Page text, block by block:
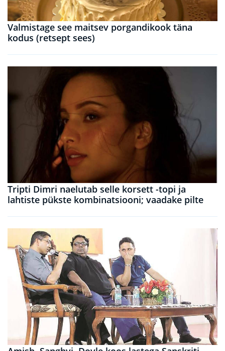
Valmistage see maitsev porgandikook täna
kodus (retsept sees)
Tripti Dimri naelutab selle korsett -topi ja
lahtiste pükste kombinatsiooni; vaadake pilte